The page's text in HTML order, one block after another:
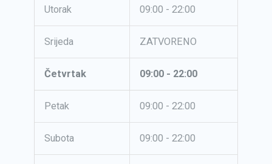
Utorak 09:00 - 22:00
Srijeda ZATVORENO
Četvrtak 09:00 - 22:00
Petak 09:00 - 22:00
Subota 09:00 - 22:00